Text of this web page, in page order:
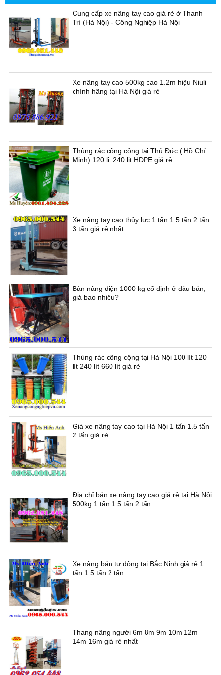
Cung cấp xe nâng tay cao giá rẻ ở Thanh
Trì (Hà Nội) - Công Nghiệp Hà Nội
Xe nâng tay cao 500kg cao 1.2m hiệu Niuli
chính hãng tại Hà Nội giá rẻ
Thùng rác công cộng tại Thủ Đức ( Hồ Chí
Minh) 120 lit 240 lit HDPE giá rẻ
Xe nâng tay cao thủy lực 1 tấn 1.5 tấn 2 tấn
3 tấn giá rẻ nhất.
Bàn nâng điện 1000 kg cố định ở đâu bán,
giá bao nhiêu?
Thùng rác công cộng tại Hà Nội 100 lít 120
lít 240 lít 660 lít giá rẻ
Giá xe nâng tay cao tại Hà Nội 1 tấn 1.5 tấn
2 tấn giá rẻ.
Địa chỉ bán xe nâng tay cao giá rẻ tại Hà Nội
500kg 1 tấn 1.5 tấn 2 tấn
Xe nâng bán tự động tại Bắc Ninh giá rẻ 1
tấn 1.5 tấn 2 tấn
Thang nâng người 6m 8m 9m 10m 12m
14m 16m giá rẻ nhất